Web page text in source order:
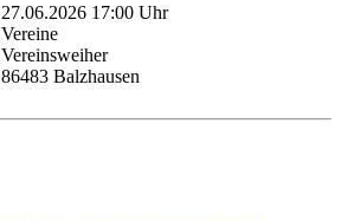
27.06.2026 17:00 Uhr
Vereine
Vereinsweiher
86483 Balzhausen